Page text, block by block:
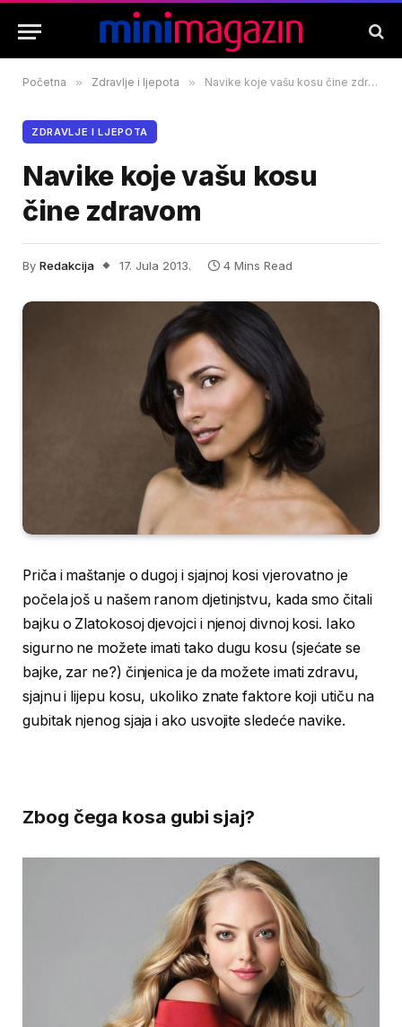
Početna » Zdravlje i ljepota » Navike koje vašu kosu čine zdravom
ZDRAVLJE I LJEPOTA
Navike koje vašu kosu
čine zdravom
By Redakcija 17. Jula 2013. 4 Mins Read
Priča i maštanje o dugoj i sjajnoj kosi vjerovatno je
počela još u našem ranom djetinjstvu, kada smo čitali
bajku o Zlatokosoj djevojci i njenoj divnoj kosi. Iako
sigurno ne možete imati tako dugu kosu (sjećate se
bajke, zar ne?) činjenica je da možete imati zdravu,
sjajnu i lijepu kosu, ukoliko znate faktore koji utiču na
gubitak njenog sjaja i ako usvojite sledeće navike.
Zbog čega kosa gubi sjaj?